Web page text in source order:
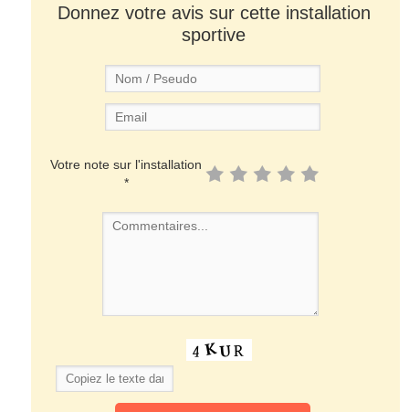
Donnez votre avis sur cette installation
sportive
Votre note sur l'installation
*